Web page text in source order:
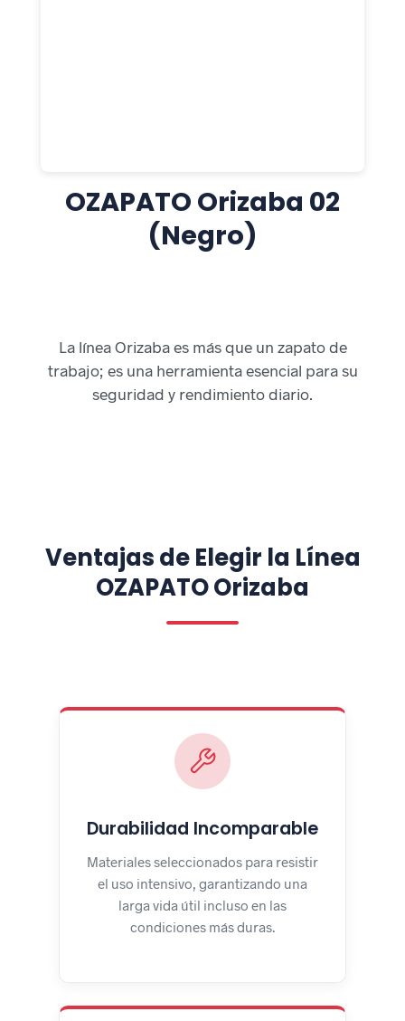
OZAPATO Orizaba 02
(Negro)
La línea Orizaba es más que un zapato de
trabajo; es una herramienta esencial para su
seguridad y rendimiento diario.
Ventajas de Elegir la Línea
OZAPATO Orizaba
Durabilidad Incomparable
Materiales seleccionados para resistir
el uso intensivo, garantizando una
larga vida útil incluso en las
condiciones más duras.